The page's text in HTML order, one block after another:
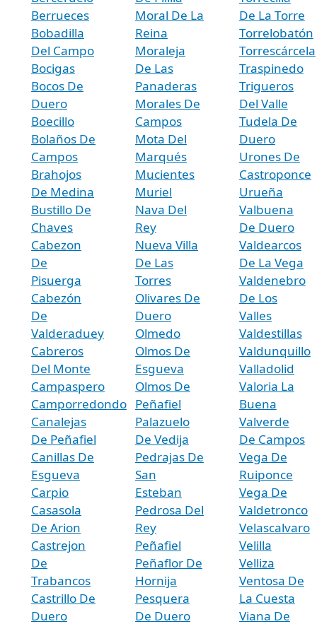
Berrueces
Bobadilla
Del Campo
Bocigas
Bocos De
Duero
Boecillo
Bolaños De
Campos
Brahojos
De Medina
Bustillo De
Chaves
Cabezon
De
Pisuerga
Cabezón
De
Valderaduey
Cabreros
Del Monte
Campaspero
Camporredondo
Canalejas
De Peñafiel
Canillas De
Esgueva
Carpio
Casasola
De Arion
Castrejon
De
Trabancos
Castrillo De
Duero
Moral De La
Reina
Moraleja
De Las
Panaderas
Morales De
Campos
Mota Del
Marqués
Mucientes
Muriel
Nava Del
Rey
Nueva Villa
De Las
Torres
Olivares De
Duero
Olmedo
Olmos De
Esgueva
Olmos De
Peñafiel
Palazuelo
De Vedija
Pedrajas De
San
Esteban
Pedrosa Del
Rey
Peñafiel
Peñaflor De
Hornija
Pesquera
De Duero
De La Torre
Torrelobatón
Torrescárcela
Traspinedo
Trigueros
Del Valle
Tudela De
Duero
Urones De
Castroponce
Urueña
Valbuena
De Duero
Valdearcos
De La Vega
Valdenebro
De Los
Valles
Valdestillas
Valdunquillo
Valladolid
Valoria La
Buena
Valverde
De Campos
Vega De
Ruiponce
Vega De
Valdetronco
Velascalvaro
Velilla
Velliza
Ventosa De
La Cuesta
Viana De